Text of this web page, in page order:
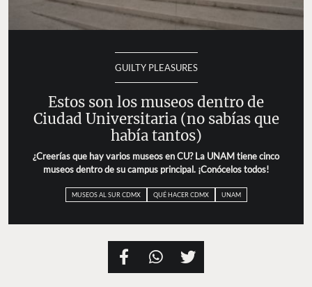
GUILTY PLEASURES
Estos son los museos dentro de
Ciudad Universitaria (no sabías que
había tantos)
¿Creerías que hay varios museos en CU? La UNAM tiene
cinco museos dentro de su campus principal. ¡Conócelos
todos!